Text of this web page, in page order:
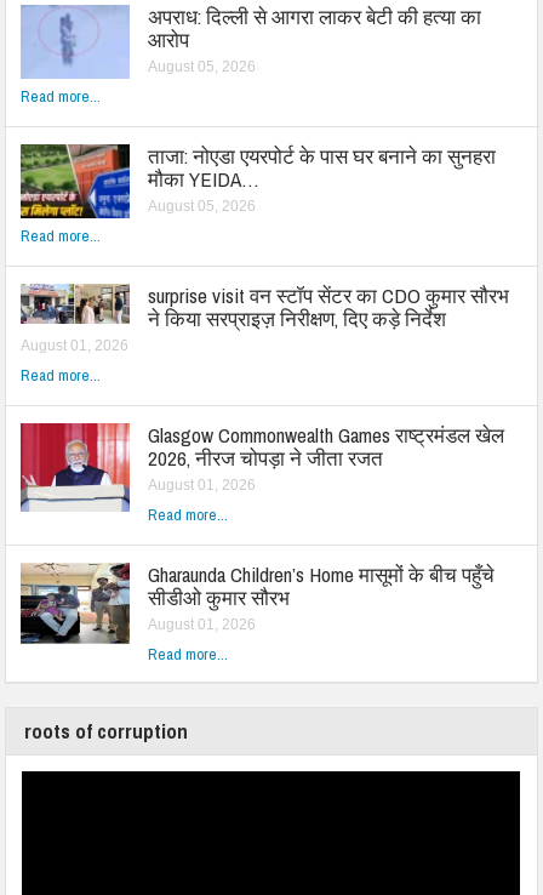
अपराध: दिल्ली से आगरा लाकर बेटी की हत्या का
आरोप
August 05, 2026
Read more...
ताजा: नोएडा एयरपोर्ट के पास घर बनाने का सुनहरा
मौका YEIDA…
August 05, 2026
Read more...
surprise visit वन स्टॉप सेंटर का CDO कुमार सौरभ
ने किया सरप्राइज़ निरीक्षण, दिए कड़े निर्देश
August 01, 2026
Read more...
Glasgow Commonwealth Games राष्ट्रमंडल खेल
2026, नीरज चोपड़ा ने जीता रजत
August 01, 2026
Read more...
Gharaunda Children’s Home मासूमों के बीच पहुँचे
सीडीओ कुमार सौरभ
August 01, 2026
Read more...
roots of corruption